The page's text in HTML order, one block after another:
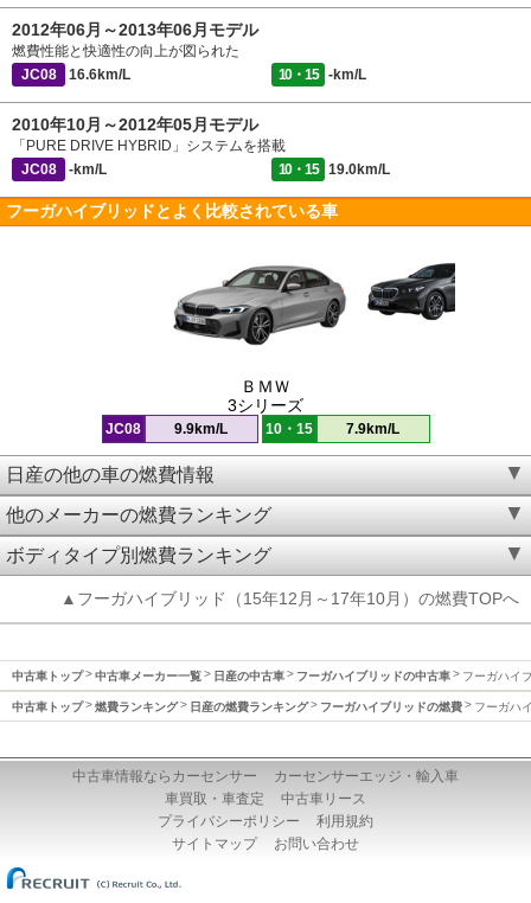
2012年06月～2013年06月モデル
燃費性能と快適性の向上が図られた
JC08
16.6km/L 10・15 -km/L
2010年10月～2012年05月モデル
「PURE DRIVE HYBRID」システムを搭載
JC08
-km/L 10・15 19.0km/L
フーガハイブリッドとよく比較されている車
ＢＭＷ
3シリーズ
JC08 9.9km/L 10・15 7.9km/L
日産の他の車の燃費情報
他のメーカーの燃費ランキング
ボディタイプ別燃費ランキング
▲フーガハイブリッド（15年12月～17年10月）の燃費TOPへ
中古車トップ 中古車メーカー一覧 日産の中古車 フーガハイブリッドの中古車 フーガハイ
中古車トップ 燃費ランキング 日産の燃費ランキング フーガハイブリッドの燃費 フーガハ
中古車情報ならカーセンサー
カーセンサーエッジ・輸入車
車買取・車査定
中古車リース
プライバシーポリシー
利用規約
サイトマップ
お問い合わせ